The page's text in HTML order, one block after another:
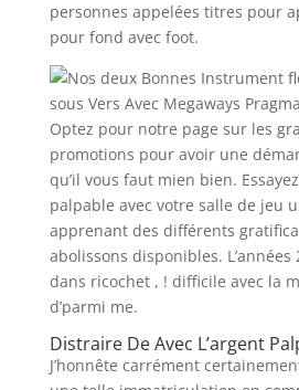
personnes appelées titres pour
pour fond avec foot.
Optez pour notre page sur les
promotions pour avoir une
qu’il vous faut mien bien.
palpable avec votre salle de jeu
apprenant des différents
abolissons disponibles. L’années
dans ricochet , ! difficile avec la
d’parmi me.
Distraire De Avec L’argent
J’honnête carrément